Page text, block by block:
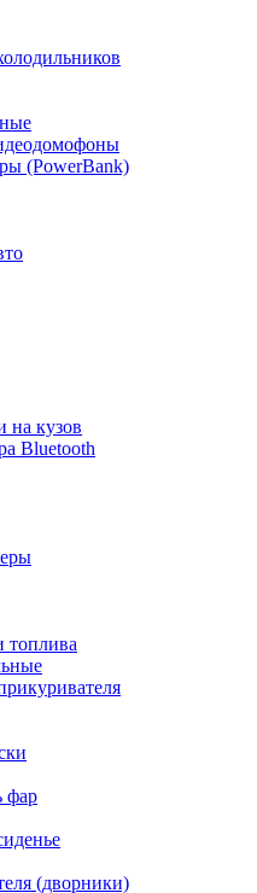
(PowerBank)
на кузов
Bluetooth
топлива
фар
(дворники)